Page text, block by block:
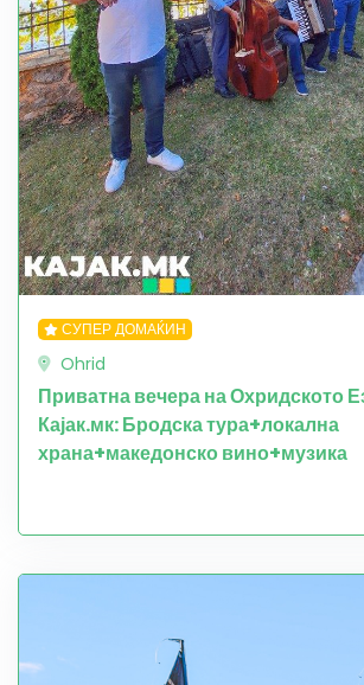
СУПЕР ДОМАЌИН
Ohrid
Приватна вечера на Охридското
Кајак.мк: Бродска тура+локална
храна+македонско вино+музика